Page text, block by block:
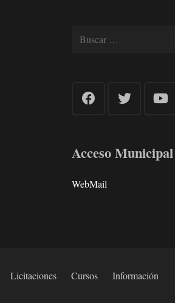
Buscar:
Acceso Municipal
WebMail
Licitaciones Cursos
Información